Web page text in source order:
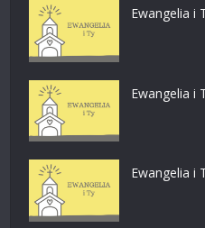
Ewangelia i
Ewangelia i
Ewangelia i